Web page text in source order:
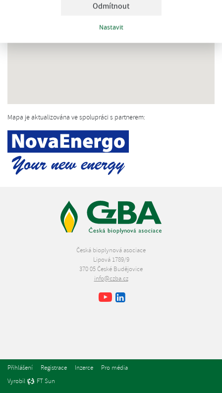
Odmítnout
Nastavit
Mapa je aktualizována ve spolupráci s partnerem:
Česká bioplynová asociace
Lipová 1789/9
370 05 České Budějovice
info@czba.cz
Facebook
Youtube
Přihlášení Registrace Inzerce
Pro média
Vyrobil
FT Sun